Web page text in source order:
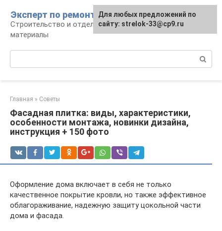
контенту
Эксперт по ремонту
Строительство и отделка: работы и
материалы
Главная » Советы
Фасадная плитка: виды, характеристики,
особенности монтажа, новинки дизайна,
инструкция + 150 фото
Оформление дома включает в себя не только
качественное покрытие кровли, но также эффективное
облагораживание, надежную защиту цокольной части
дома и фасада.
Для любых предложений по
сайту: strelok-33@cp9.ru
Для любых предложений по
сайту: strelok-33@cp9.ru